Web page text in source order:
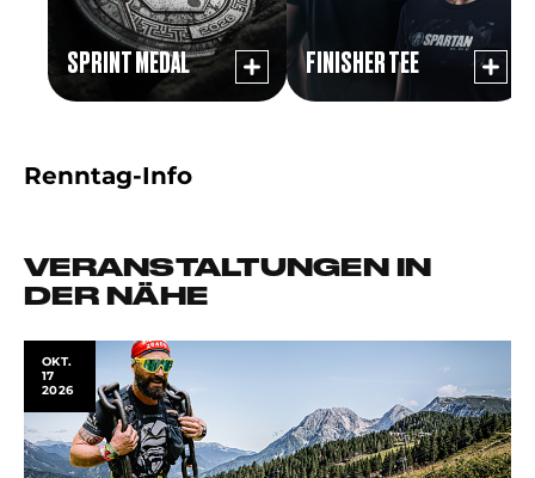
SPRINT MEDAL FINISHER TEE
Renntag-Info
VERANSTALTUNGEN IN
DER NÄHE
OKT.
17
2026